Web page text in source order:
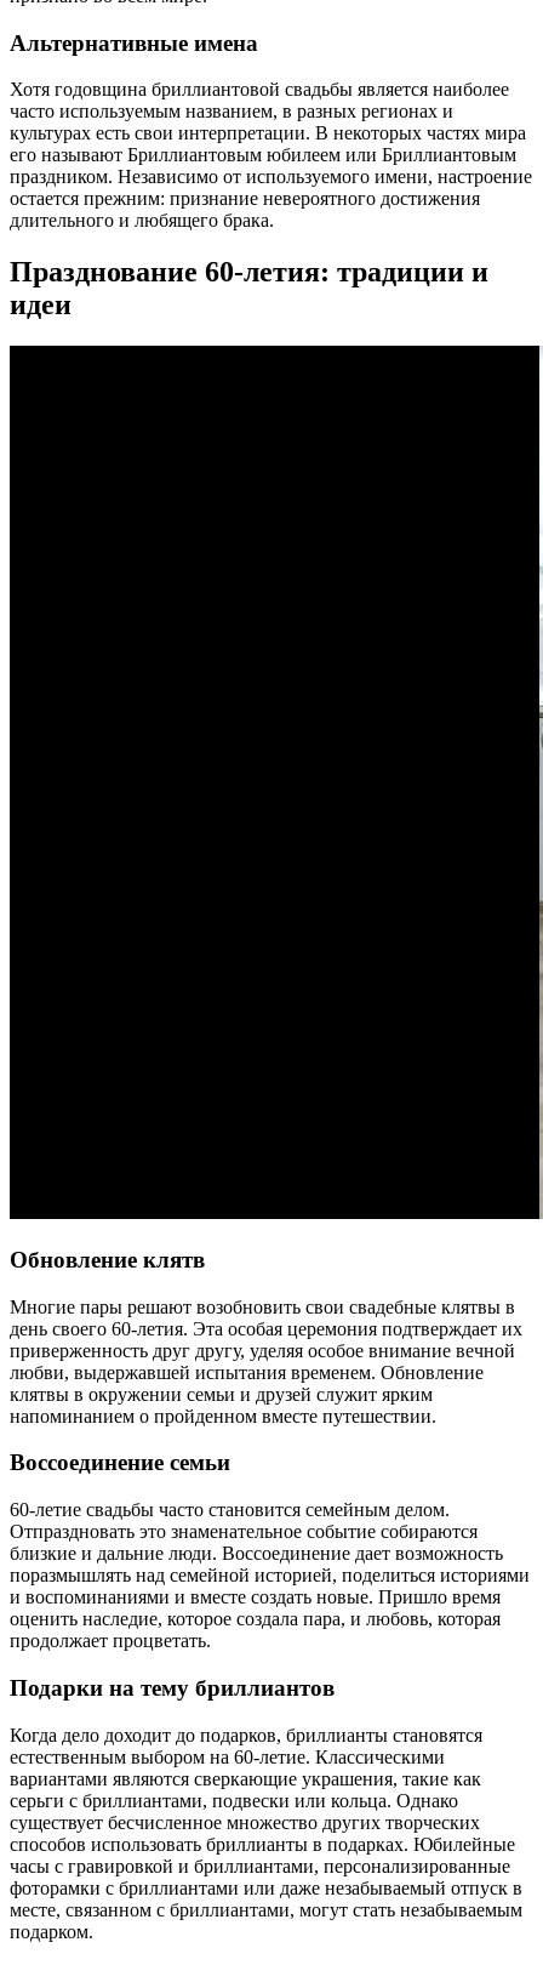
Альтернативные имена
Хотя годовщина бриллиантовой свадьбы является наиболее
часто используемым названием, в разных регионах и
культурах есть свои интерпретации. В некоторых частях мира
его называют Бриллиантовым юбилеем или Бриллиантовым
праздником. Независимо от используемого имени, настроение
остается прежним: признание невероятного достижения
длительного и любящего брака.
Празднование 60-летия: традиции и
идеи
Обновление клятв
Многие пары решают возобновить свои свадебные клятвы в
день своего 60-летия. Эта особая церемония подтверждает их
приверженность друг другу, уделяя особое внимание вечной
любви, выдержавшей испытания временем. Обновление
клятвы в окружении семьи и друзей служит ярким
напоминанием о пройденном вместе путешествии.
Воссоединение семьи
60-летие свадьбы часто становится семейным делом.
Отпраздновать это знаменательное событие собираются
близкие и дальние люди. Воссоединение дает возможность
поразмышлять над семейной историей, поделиться историями
и воспоминаниями и вместе создать новые. Пришло время
оценить наследие, которое создала пара, и любовь, которая
продолжает процветать.
Подарки на тему бриллиантов
Когда дело доходит до подарков, бриллианты становятся
естественным выбором на 60-летие. Классическими
вариантами являются сверкающие украшения, такие как
серьги с бриллиантами, подвески или кольца. Однако
существует бесчисленное множество других творческих
способов использовать бриллианты в подарках. Юбилейные
часы с гравировкой и бриллиантами, персонализированные
фоторамки с бриллиантами или даже незабываемый отпуск в
месте, связанном с бриллиантами, могут стать незабываемым
подарком.